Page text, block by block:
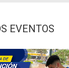
EVENTOS